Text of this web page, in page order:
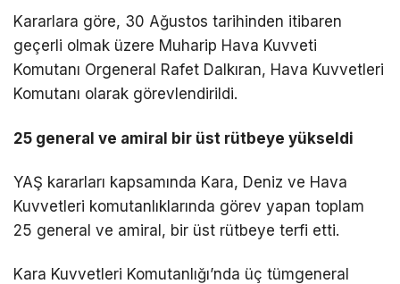
Kararlara göre, 30 Ağustos tarihinden itibaren
geçerli olmak üzere Muharip Hava Kuvveti
Komutanı Orgeneral Rafet Dalkıran, Hava Kuvvetleri
Komutanı olarak görevlendirildi.
25 general ve amiral bir üst rütbeye yükseldi
YAŞ kararları kapsamında Kara, Deniz ve Hava
Kuvvetleri komutanlıklarında görev yapan toplam
25 general ve amiral, bir üst rütbeye terfi etti.
Kara Kuvvetleri Komutanlığı’nda üç tümgeneral